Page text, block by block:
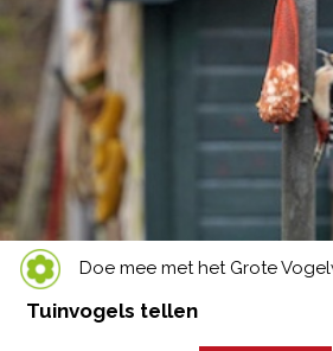
Doe mee met het Grote
Tuinvogels tellen